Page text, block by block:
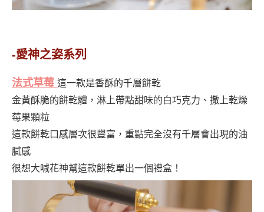
-愛神之姿系列
法式草莓 這一款是香酥的千層餅乾
金黃酥脆的餅乾體，淋上帶點甜味的白巧克力、撒上乾燥
莓果顆粒
這款餅乾口感層次很豐富，重點完全沒有千層會出現的油
膩感
很想大喊花神幫這款餅乾單出一個禮盒！